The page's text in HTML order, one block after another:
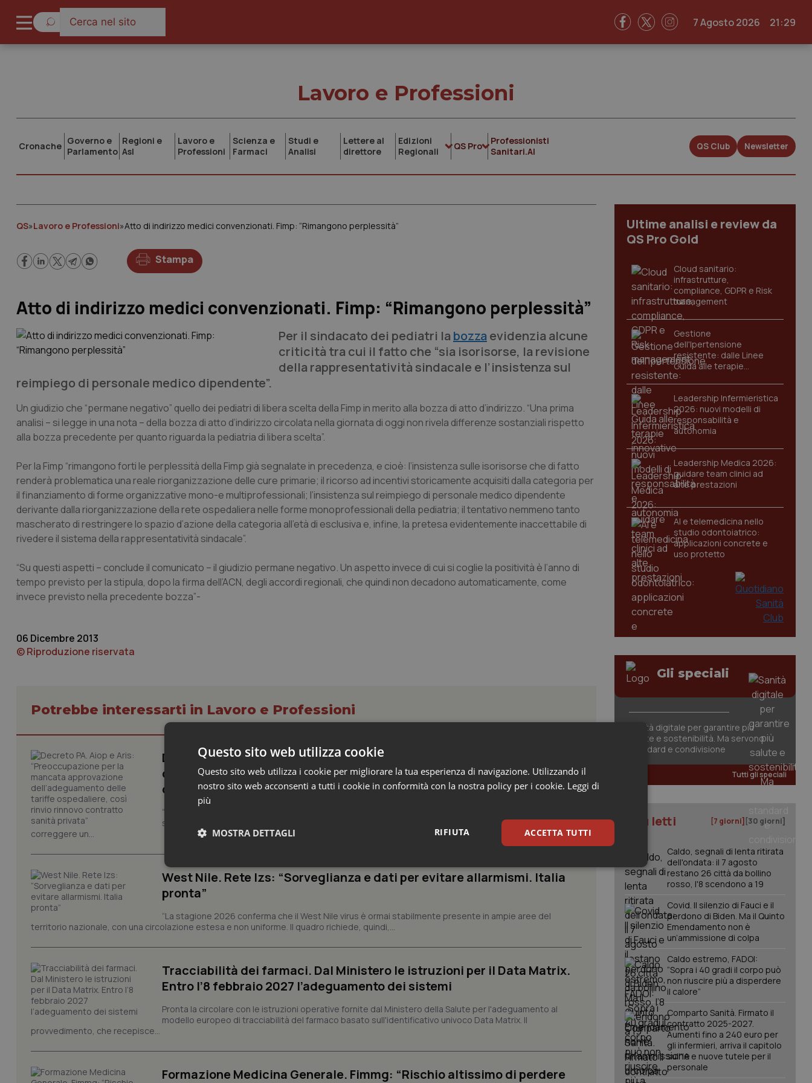
7 Agosto 2026 21:29
Lavoro e Professioni
Cronache Governo e
Parlamento
Regioni e
Asl
Lavoro e
Professioni
Scienza e
Farmaci
Studi e
Analisi
Lettere al
direttore
Edizioni
Regionali
QS Pro
Professionisti
Sanitari.AI
QS Club Newsletter
QS»Lavoro e Professioni»Atto di indirizzo medici convenzionati. Fimp: “Rimangono perplessità”
Stampa
Atto di indirizzo medici convenzionati. Fimp: “Rimangono perplessità”
Per il sindacato dei pediatri la bozzaevidenzia alcune
criticità tra cui il fatto che “sia isorisorse, la revisione
della rappresentatività sindacale e l’insistenza sul
reimpiego di personale medico dipendente”.
Un giudizio che “permane negativo” quello dei pediatri di libera scelta della Fimp in merito alla bozza di atto d’indirizzo. “Una prima
analisi – si legge in una nota – della bozza di atto d’indirizzo circolata nella giornata di oggi non rivela differenze sostanziali rispetto
alla bozza precedente per quanto riguarda la pediatria di libera scelta”.
Per la Fimp “rimangono forti le perplessità della Fimp già segnalate in precedenza, e cioè: l’insistenza sulle isorisorse che di fatto
renderà problematica una reale riorganizzazione delle cure primarie; il ricorso ad incentivi storicamente acquisiti dalla categoria per
il finanziamento di forme organizzative mono-e multiprofessionali; l’insistenza sul reimpiego di personale medico dipendente
derivante dalla riorganizzazione della rete ospedaliera nelle forme monoprofessionali della pediatria; il tentativo nemmeno tanto
mascherato di restringere lo spazio d’azione della categoria all’età di esclusiva e, infine, la pretesa evidentemente inaccettabile di
rivedere il sistema della rappresentatività sindacale”.
“Su questi aspetti – conclude il comunicato – il giudizio permane negativo. Un aspetto invece di cui si coglie la positività è l’anno di
tempo previsto per la stipula, dopo la firma dell’ACN, degli accordi regionali, che quindi non decadono automaticamente, come
invece previsto nella precedente bozza”-
06 Dicembre 2013
© Riproduzione riservata
Potrebbe interessarti in Lavoro e Professioni
Decreto PA. Aiop e Aris: “Preoccupazione per la mancata approvazione
dell’adeguamento delle tariffe ospedaliere, così rinvio rinnovo
contratto sanità privata”
“Nel Decreto PA era prevista una norma che, dopo quattordici anni, interveniva per la prima volta
sull'adeguamento delle tariffe ospedaliere, seppur in modo parziale, riconoscendo la necessità di
correggere un...
West Nile. Rete Izs: “Sorveglianza e dati per evitare allarmismi. Italia
pronta”
“La stagione 2026 conferma che il West Nile virus è ormai stabilmente presente in ampie aree del
territorio nazionale, con una circolazione estesa e non uniforme. Il quadro richiede, quindi,...
Tracciabilità dei farmaci. Dal Ministero le istruzioni per il Data Matrix.
Entro l’8 febbraio 2027 l’adeguamento dei sistemi
Pronta la circolare con le istruzioni operative fornite dal Ministero della Salute per l'adeguamento al
modello europeo di tracciabilità del farmaco basato sull'identificativo univoco Data Matrix. Il
provvedimento, che recepisce...
Formazione Medicina Generale. Fimmg: “Rischio altissimo di perdere
Ultime analisi e review da
QS Pro Gold
Cloud sanitario:
infrastrutture,
compliance, GDPR e Risk
management
Gestione
dell'Ipertensione
resistente: dalle Linee
Guida alle terapie
innovative
Leadership Infermieristica
2026: nuovi modelli di
responsabilità e
autonomia
Leadership Medica 2026:
guidare team clinici ad
alte prestazioni
AI e telemedicina nello
studio odontoiatrico:
applicazioni concrete e
uso protetto
Gli speciali
Sanità digitale per garantire più
salute e sostenibilità. Ma servono
standard e condivisione
Tutti gli speciali
I più letti [7 giorni] [30 giorni]
Caldo, segnali di lenta ritirata
dell'ondata: il 7 agosto
restano 26 città da bollino
rosso, l'8 scendono a 19
Covid. Il silenzio di Fauci e il
perdono di Biden. Ma il Quinto
Emendamento non è
un’ammissione di colpa
Caldo estremo, FADOI:
“Sopra i 40 gradi il corpo può
non riuscire più a disperdere
il calore”
Comparto Sanità. Firmato il
contratto 2025-2027.
Aumenti fino a 240 euro per
gli infermieri, arriva il capitolo
sull'IA e nuove tutele per il
personale
Questo sito web utilizza cookie
Questo sito web utilizza i cookie per migliorare la tua esperienza di navigazione. Utilizzando il
nostro sito web acconsenti a tutti i cookie in conformità con la nostra policy per i cookie. Leggi di
più
ACCETTA TUTTI
RIFIUTA
MOSTRA DETTAGLI
Necessari Statistici Marketing
I cookie necessari contribuiscono a rendere fruibile il sito web abilitandone funzionalità di base quali la navigazione sulle pagine
e l'accesso alle aree protette del sito. Il sito web non è in grado di funzionare correttamente senza questi cookie.
VISITOR_PRIVACY_METADATA
YouTube
5 mesi 4
Questo cookie viene utilizzato per memorizzare le
CookieScriptConsent
5 mesi 3
Questo cookie viene utilizzato dal servizio Cookie-